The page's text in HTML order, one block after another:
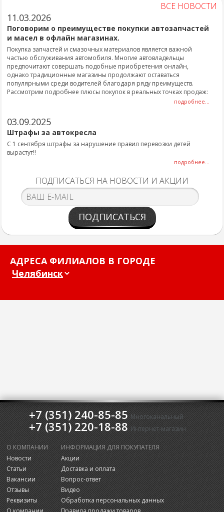
ВСЕ НОВОСТИ
11.03.2026
Поговорим о преимуществе покупки автозапчастей
и масел в офлайн магазинах.
Покупка запчастей и смазочных материалов является важной
частью обслуживания автомобиля. Многие автовладельцы
предпочитают совершать подобные приобретения онлайн,
однако традиционные магазины продолжают оставаться
популярными среди водителей благодаря ряду преимуществ.
Рассмотрим подробнее плюсы покупок в реальных точках продаж:
подробнее...
03.09.2025
Штрафы за автокресла
С 1 сентября штрафы за нарушение правил перевозки детей
вырастут!!
подробнее...
ПОДПИСАТЬСЯ НА НОВОСТИ И АКЦИИ
ПОДПИСАТЬСЯ
АДРЕСА ФИЛИАЛОВ В ГОРОДЕ
+7 (351) 240-85-85 Многоканальный
+7 (351) 220-18-88 Интернет-магазин
О КОМПАНИИ
Новости
Статьи
Вакансии
Отзывы
Реквизиты
ИНФОРМАЦИЯ ДЛЯ ПОКУПАТЕЛЯ
Акции
Доставка и оплата
Вопрос-ответ
Видео
Обработка персональных данных